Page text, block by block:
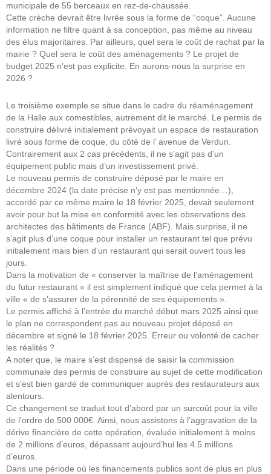
municipale de 55 berceaux en rez-de-chaussée.
Cette crèche devrait être livrée sous la forme de “coque”. Aucune
information ne filtre quant à sa conception, pas même au niveau
des élus majoritaires. Par ailleurs, quel sera le coût de rachat par la
mairie ? Quel sera le coût des aménagements ? Le projet de
budget 2025 n’est pas explicite. En aurons-nous la surprise en
2026 ?
Le troisième exemple se situe dans le cadre du réaménagement
de la Halle aux comestibles, autrement dit le marché. Le permis de
construire délivré initialement prévoyait un espace de restauration
livré sous forme de coque, du côté de l’ avenue de Verdun.
Contrairement aux 2 cas précédents, il ne s’agit pas d’un
équipement public mais d’un investissement privé.
Le nouveau permis de construire déposé par le maire en
décembre 2024 (la date précise n’y est pas mentionnée…),
accordé par ce même maire le 18 février 2025, devait seulement
avoir pour but la mise en conformité avec les observations des
architectes des bâtiments de France (ABF). Mais surprise, il ne
s’agit plus d’une coque pour installer un restaurant tel que prévu
initialement mais bien d’un restaurant qui serait ouvert tous les
jours.
Dans la motivation de « conserver la maîtrise de l’aménagement
du futur restaurant » il est simplement indiqué que cela permet à la
ville « de s’assurer de la pérennité de ses équipements ».
Le permis affiché à l’entrée du marché début mars 2025 ainsi que
le plan ne correspondent pas au nouveau projet déposé en
décembre et signé le 18 février 2025. Erreur ou volonté de cacher
les réalités ?
A noter que, le maire s’est dispensé de saisir la commission
communale des permis de construire au sujet de cette modification
et s’est bien gardé de communiquer auprès des restaurateurs aux
alentours.
Ce changement se traduit tout d’abord par un surcoût pour la ville
de l’ordre de 500 000€. Ainsi, nous assistons à l’aggravation de la
dérive financière de cette opération, évaluée initialement à moins
de 2 millions d’euros, dépassant aujourd’hui les 4.5 millions
d’euros.
Dans une période où les financements publics sont de plus en plus